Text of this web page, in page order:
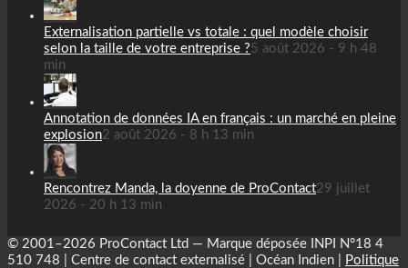
Externalisation partielle vs totale : quel modèle choisir
selon la taille de votre entreprise ?5 août 2026 - 9 h 48
min
Annotation de données IA en français : un marché en pleine
explosion2 août 2026 - 8 h 13 min
Rencontrez Manda, la doyenne de ProContact29 juillet
2026 - 20 h 13 min
© 2001–2026 ProContact Ltd — Marque déposée INPI N°18 4
510 748 | Centre de contact externalisé | Océan Indien |
Politique